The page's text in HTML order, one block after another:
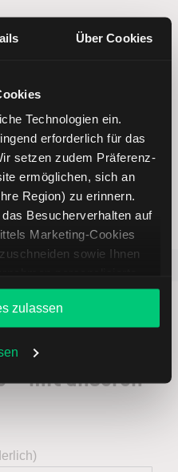
Über Cookies
Technologien ein.
erforderlich für das
setzen zudem Präferenz-
ermöglichen, sich an
Region) zu erinnern.
Besucherverhalten auf
Marketing-Cookies
sowie Ihnen
welche Cookies
Entscheidung können
ändern.
Datenschutzerklärung
zulassen
Vorteile vom
LYNX
Handeln
– mit unseren